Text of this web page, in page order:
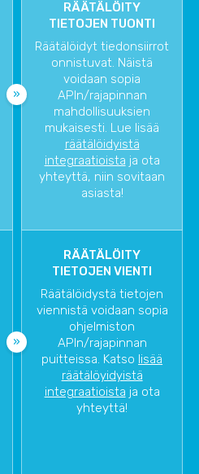
RÄÄTÄLÖITY
TIETOJEN TUONTI
Räätälöidyt tiedonsiirrot
onnistuvat. Näistä
voidaan sopia
APIn/rajapinnan
mahdollisuuksien
mukaisesti. Lue lisää
räätälöidyistä
integraatioista ja ota
yhteyttä, niin sovitaan
asiasta!
RÄÄTÄLÖITY
TIETOJEN VIENTI
Räätälöidystä tietojen
viennistä voidaan sopia
ohjelmiston
APIn/rajapinnan
puitteissa. Katso lisää
räätälöyidyistä
integraatioista ja ota
yhteyttä!